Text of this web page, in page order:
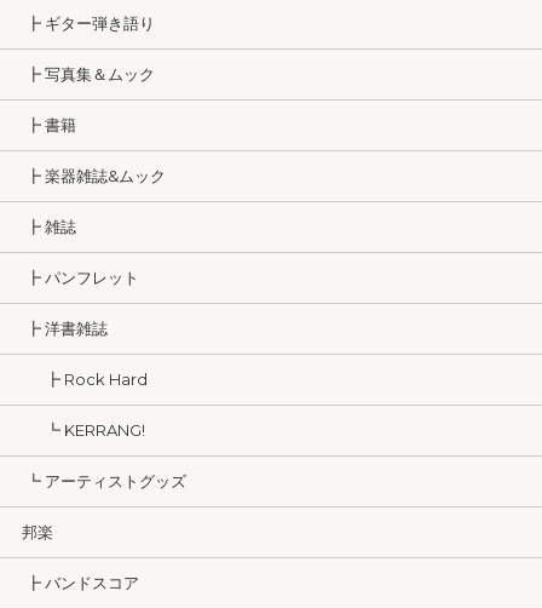
┣ ギター弾き語り
┣ 写真集＆ムック
┣ 書籍
┣ 楽器雑誌&ムック
┣ 雑誌
┣ パンフレット
┣ 洋書雑誌
┣ Rock Hard
┗ KERRANG!
┗ アーティストグッズ
邦楽
┣ バンドスコア